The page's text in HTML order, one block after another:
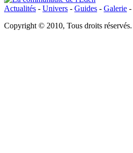
Actualités - Univers - Guides - Galerie -
Copyright © 2010, Tous droits réservés.